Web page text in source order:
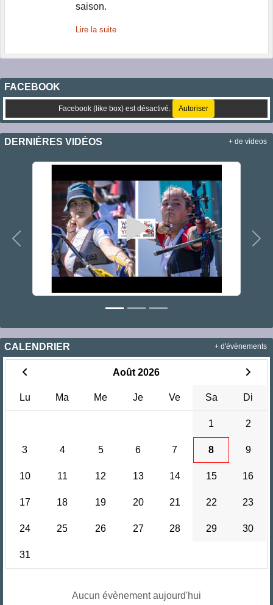
saison.
Lire la suite
FACEBOOK
Facebook (like box) est désactivé. Autoriser
DERNIÈRES VIDÉOS
Précedent
+ de videos
CALENDRIER
Août 2026
Lu Ma Me Je Ve Sa Di
1 2
3 4 5 6 7 8 9
10 11 12 13 14 15 16
17 18 19 20 21 22 23
24 25 26 27 28 29 30
31
Aucun évènement aujourd'hui
+ d'évènements